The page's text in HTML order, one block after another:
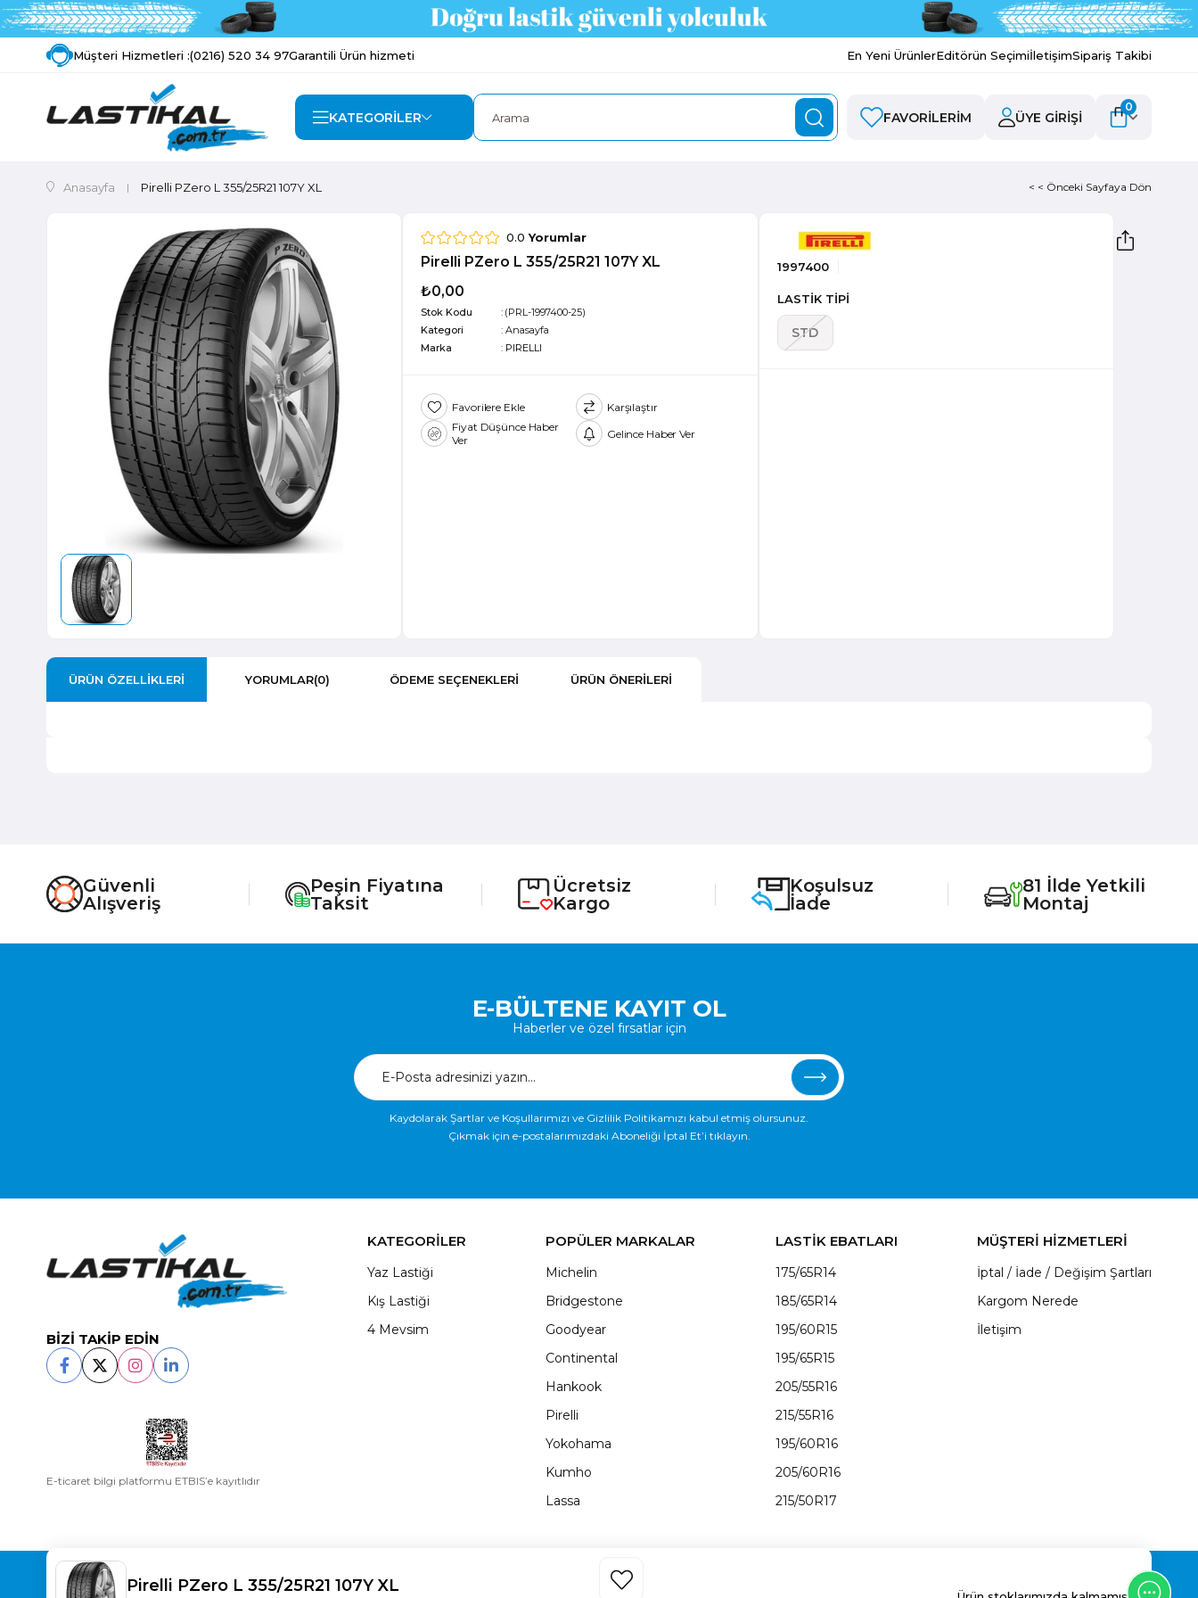
Müşteri Hizmetleri :(0216) 520 34 97Garantili Ürün hizmeti En Yeni ÜrünlerEditörün SeçimiİletişimSipariş Takibi
KATEGORİLER FAVORILERIM ÜYE GIRIŞI
0
Anasayfa Pirelli PZero L 355/25R21 107Y XL < < Önceki Sayfaya Dön
0.0 Yorumlar
Pirelli PZero L 355/25R21 107Y XL
₺0,00
Stok Kodu
(PRL-1997400-25)
Kategori
:Anasayfa
Marka
: PIRELLI
Favorilere Ekle
Karşılaştır
Fiyat Düşünce Haber
Ver
Gelince Haber Ver
1997400
LASTİK TİPİ
STD
ÜRÜN ÖZELLIKLERI YORUMLAR(0) ÖDEME SEÇENEKLERI ÜRÜN ÖNERILERI
Güvenli
Alışveriş
Peşin Fiyatına
Taksit
Ücretsiz
Kargo
Koşulsuz
İade
81 İlde Yetkili
Montaj
E-BÜLTENE KAYIT OL
Haberler ve özel fırsatlar için
Kaydolarak Şartlar ve Koşullarımızı ve Gizlilik Politikamızı kabul etmiş olursunuz.
Çıkmak için e-postalarımızdaki Aboneliği İptal Et’i tıklayın.
BİZİ TAKİP EDİN
E-ticaret bilgi platformu ETBIS’e kayıtlıdır
KATEGORİLER
Yaz Lastiği
Kış Lastiği
4 Mevsim
POPÜLER MARKALAR
Michelin
Bridgestone
Goodyear
Continental
Hankook
Pirelli
Yokohama
Kumho
Lassa
LASTİK EBATLARI
175/65R14
185/65R14
195/60R15
195/65R15
205/55R16
215/55R16
195/60R16
205/60R16
215/50R17
MÜŞTERİ HİZMETLERİ
İptal / İade / Değişim Şartları
Kargom Nerede
İletişim
Copyright© 2025 LASTİKAL All rights reserved.
Pirelli PZero L 355/25R21 107Y XL